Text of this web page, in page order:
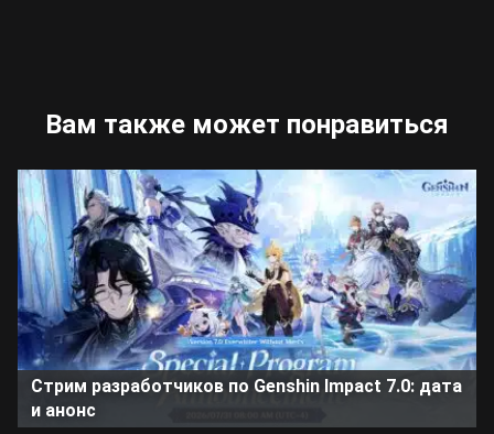
Вам также может понравиться
Стрим разработчиков по Genshin Impact 7.0: дата
и анонс